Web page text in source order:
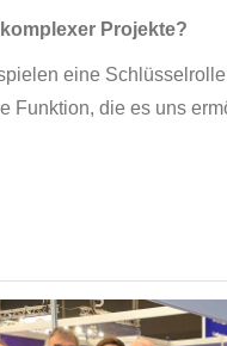
Projekte?
eine
Funktion, die es uns